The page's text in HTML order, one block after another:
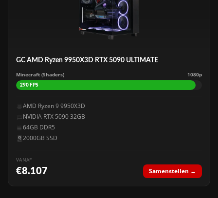
GC AMD Ryzen 9950X3D RTX 5090 ULTIMATE
Minecraft (Shaders) 1080p
290 FPS
AMD Ryzen 9 9950X3D
NVIDIA RTX 5090 32GB
64GB DDR5
2000GB SSD
VANAF
€8.107 Samenstellen →